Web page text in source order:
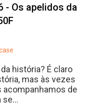
- Os apelidos da
história? É claro
mas às vezes
acompanhamos de
se...